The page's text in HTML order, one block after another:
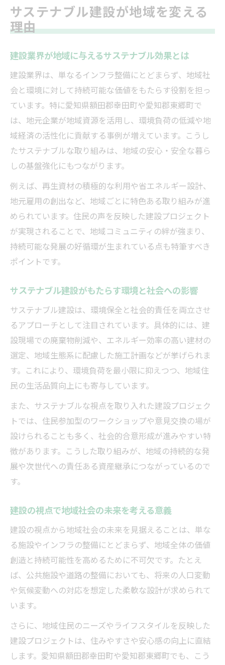
なる理由
サステナブル建設への転換が期待される背
愛知県で進む建設業界の新たな挑戦
愛知県建設業界のサステナブル挑戦事例を
解説
建設分野で広がる愛知県の新たな取り組み
の動向
愛知県の建設業界が描く未来像と課題解決
策
ノベーション
愛知県で加速する建設の持続可能な技術革
新とは
サステイナブルな建設の実例を知る
建設業界が手掛けるサステナブル実例の紹
実際に行われた建設プロジェクトのサステ
ナビリティ
建設現場で実現したサステナブルな取り組
みの工夫
建設会社が実践するサステナブル事例の特
徴とは
サステナブル建設の現場から得られる学び
と課題
未来志向の建設は地域から始まる
建設業界が地域と共に歩む未来志向の姿勢
地域発のサステナブル建設が示す新たな可
能性
考える
サステナブル建設がもたらす地域の持続的
発展
建設業界の持続可能な現在地とは
現代の建設会社が直面する課題と対応策を
解説
サステナブル建設が地域を変える
理由
建設業界が地域に与えるサステナブル効果とは
建設業界は、単なるインフラ整備にとどまらず、地域社
会と環境に対して持続可能な価値をもたらす役割を担っ
ています。特に愛知県額田郡幸田町や愛知郡東郷町で
は、地元企業が地域資源を活用し、環境負荷の低減や地
域経済の活性化に貢献する事例が増えています。こうし
たサステナブルな取り組みは、地域の安心・安全な暮ら
しの基盤強化にもつながります。
例えば、再生資材の積極的な利用や省エネルギー設計、
地元雇用の創出など、地域ごとに特色ある取り組みが進
められています。住民の声を反映した建設プロジェクト
が実現されることで、地域コミュニティの絆が強まり、
持続可能な発展の好循環が生まれている点も特筆すべき
ポイントです。
サステナブル建設がもたらす環境と社会への影響
サステナブル建設は、環境保全と社会的責任を両立させ
るアプローチとして注目されています。具体的には、建
設現場での廃棄物削減や、エネルギー効率の高い建材の
選定、地域生態系に配慮した施工計画などが挙げられま
す。これにより、環境負荷を最小限に抑えつつ、地域住
民の生活品質向上にも寄与しています。
また、サステナブルな視点を取り入れた建設プロジェク
トでは、住民参加型のワークショップや意見交換の場が
設けられることも多く、社会的合意形成が進みやすい特
徴があります。こうした取り組みが、地域の持続的な発
展や次世代への責任ある資産継承につながっているので
す。
建設の視点で地域社会の未来を考える意義
建設の視点から地域社会の未来を見据えることは、単な
る施設やインフラの整備にとどまらず、地域全体の価値
創造と持続可能性を高めるために不可欠です。たとえ
ば、公共施設や道路の整備においても、将来の人口変動
や気候変動への対応を想定した柔軟な設計が求められて
います。
さらに、地域住民のニーズやライフスタイルを反映した
建設プロジェクトは、住みやすさや安心感の向上に直結
します。愛知県額田郡幸田町や愛知郡東郷町でも、こう